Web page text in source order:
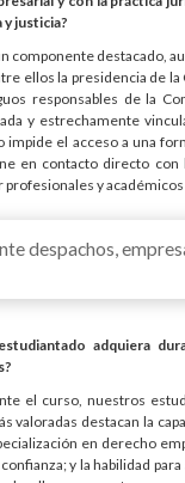
justicia?
componente destacado,
ellos la presidencia de la
responsables de la
y estrechamente
el acceso a una
en contacto directo con
y
despachos,
adquiera
el curso, nuestros
destacan la
en derecho
y la habilidad